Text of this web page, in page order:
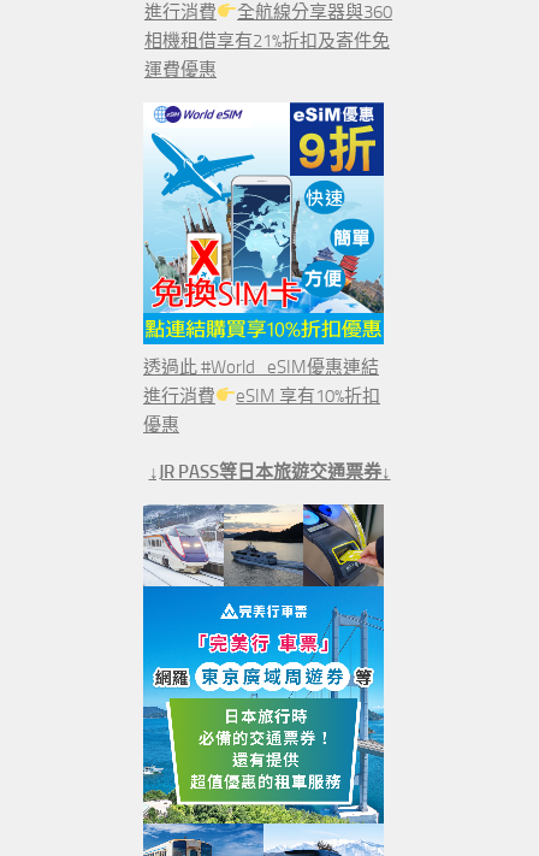
進行消費
全航線分享器與360
相機租借享有21%折扣及寄件免
運費優惠
透過此 #World_eSIM優惠連結
進行消費
eSIM 享有10%折扣
優惠
↓JR PASS等日本旅遊交通票券↓